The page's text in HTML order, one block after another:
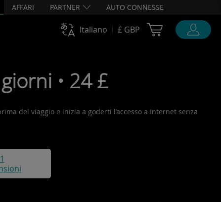
AFFARI PARTNER AUTO CONNESSE
Italiano £ GBP Cart Ubigi
giorni • 24 £
del viaggio e inizia a goderti l’accesso a Internet senza